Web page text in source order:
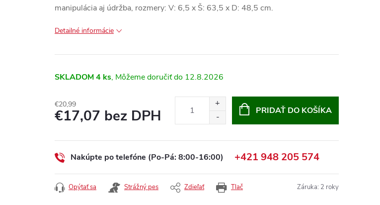
manipulácia aj údržba, rozmery: V: 6,5 x Š: 63,5 x D: 48,5 cm.
Detailné informácie
SKLADOM4 ks 12.8.2026
€20,99
€17,07 bez DPH
cena:
PRIDAŤ DO KOŠÍKA
Nakúpte po telefóne (Po-Pá: 8:00-16:00) +421 948 205 574
Tlač
Opýtať sa Strážný pes Zdieľať Záruka: 2 roky